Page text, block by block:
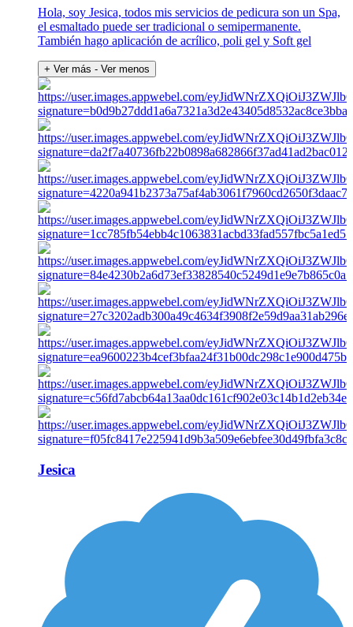
Hola, soy Jesica, todos mis servicios de pedicura son un Spa,
el esmaltado puede ser tradicional o semipermanente.
También hago aplicación de acrílico, poli gel y Soft gel
+ Ver más - Ver menos
Jesica